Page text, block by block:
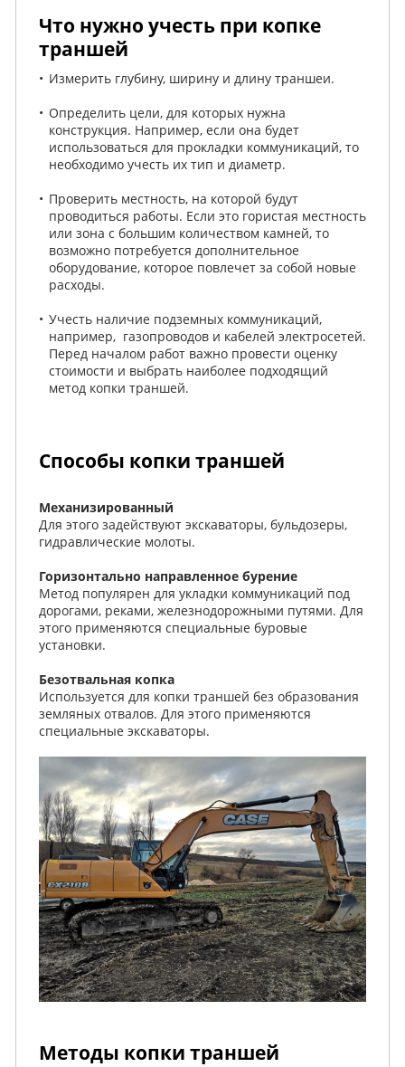
Что нужно учесть при копке
траншей
Измерить глубину, ширину и длину траншеи.
Определить цели, для которых нужна
конструкция. Например, если она будет
использоваться для прокладки коммуникаций, то
необходимо учесть их тип и диаметр.
Проверить местность, на которой будут
проводиться работы. Если это гористая местность
или зона с большим количеством камней, то
возможно потребуется дополнительное
оборудование, которое повлечет за собой новые
расходы.
Учесть наличие подземных коммуникаций,
например, газопроводов и кабелей электросетей.
Перед началом работ важно провести оценку
стоимости и выбрать наиболее подходящий
метод копки траншей.
Способы копки траншей
Механизированный
Для этого задействуют экскаваторы, бульдозеры,
гидравлические молоты.
Горизонтально направленное бурение
Метод популярен для укладки коммуникаций под
дорогами, реками, железнодорожными путями. Для
этого применяются специальные буровые
установки.
Безотвальная копка
Используется для копки траншей без образования
земляных отвалов. Для этого применяются
специальные экскаваторы.
Методы копки траншей